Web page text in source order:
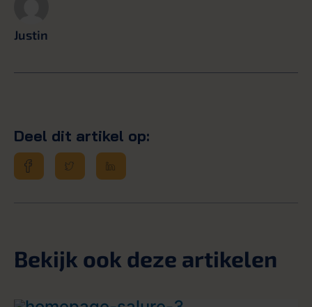
Justin
Deel dit artikel op:
Bekijk ook deze artikelen